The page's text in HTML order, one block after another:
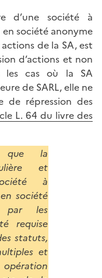
d’une société à
société anonyme
de la SA, est
d’actions et non
les cas où la SA
de SARL, elle ne
de répression des
L. 64 du livre des
la
et
à
société
par les
requise
statuts,
et